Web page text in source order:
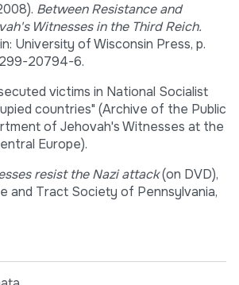
Between Resistance and
Witnesses in the Third Reich.
University of Wisconsin Press, p.
20794-6.
victims in National Socialist
countries" (Archive of the Public
of Jehovah's Witnesses at the
Europe).
resist the Nazi attack(on DVD),
and Tract Society of Pennsylvania,